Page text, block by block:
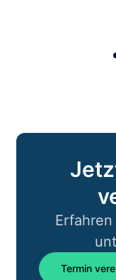
Erfahren
Termin